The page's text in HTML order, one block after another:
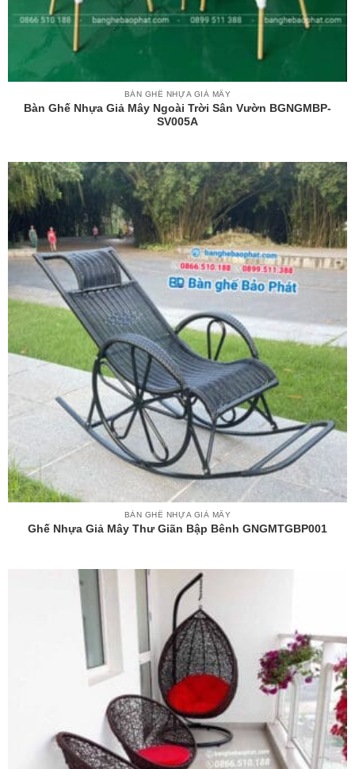
BÀN GHẾ NHỰA GIẢ MÂY
Bàn Ghế Nhựa Giả Mây Ngoài Trời Sân Vườn BGNGMBP-
SV005A
BÀN GHẾ NHỰA GIẢ MÂY
Ghế Nhựa Giả Mây Thư Giãn Bập Bênh GNGMTGBP001